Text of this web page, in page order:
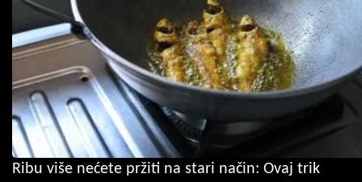
Ribu više nećete pržiti na stari način: Ovaj trik